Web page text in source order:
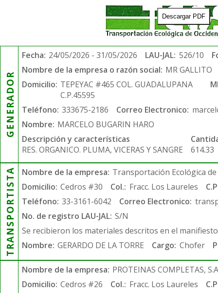
Descargar PDF
GENERADOR
Fecha: 24/05/2026 - 31/05/2026 LAU-JAL: 526/10
Nombre de la empresa o razón social: MR GALLITO
Domicilio: TEPEYAC #465 COL. GUADALUPANA
C.P.45595
Teléfono: 333675-2186 Correo Electronico:
Nombre: MARCELO BUGARIN HARO
Descripción y características
RES. ORGANICO. PLUMA, VICERAS Y SANGRE
614.33
TRANSPORTISTA Nombre de la empresa: Transportación Ecológica de
Domicilio: Cedros #30 Col.: Fracc. Los Laureles
Teléfono: 33-3161-6042 Correo Electronico:
No. de registro LAU-JAL: S/N
Se recibieron los materiales descritos en el
Nombre: GERARDO DE LA TORRE Cargo: Chofer
Nombre de la empresa: PROTEINAS COMPLETAS,
Domicilio: Cedros #26 Col.: Fracc. Los Laureles